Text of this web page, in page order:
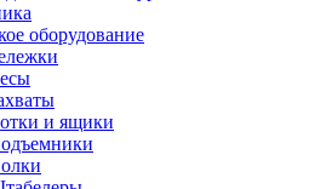
оборудование
и ящики